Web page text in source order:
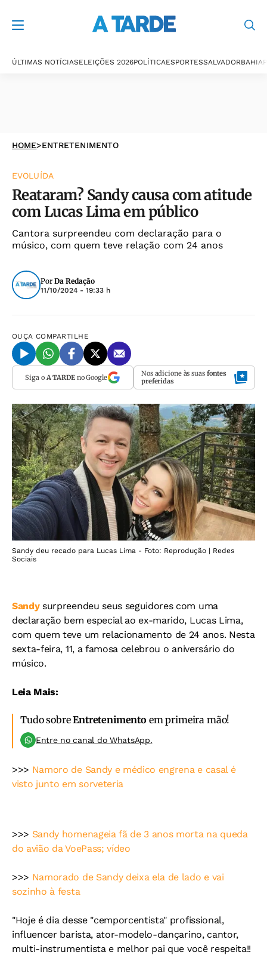
ÚLTIMAS NOTÍCIASELEIÇÕES 2026POLÍTICAESPORTESSALVADORBAHIA
HOME>ENTRETENIMENTO
EVOLUÍDA
Reataram? Sandy causa com atitude
com Lucas Lima em público
Cantora surpreendeu com declaração para o
músico, com quem teve relação com 24 anos
Por Da Redação
11/10/2024 - 19:33 h
OUÇA COMPARTILHE
Siga o A TARDEno Google Nos adicione às suas fontes
preferidas
Sandy deu recado para Lucas Lima - Foto: Reprodução | Redes
Sociais
Sandysurpreendeu seus seguidores com uma
declaração bem especial ao ex-marido, Lucas Lima,
com quem teve um relacionamento de 24 anos. Nesta
sexta-feira, 11, a famosa celebrou o aniversário do
músico.
Leia Mais:
Tudo sobreEntretenimento em primeira mão!
Entre no canal do WhatsApp.
>>> Namoro de Sandy e médico engrena e casal é
visto junto em sorveteria
>>> Sandy homenageia fã de 3 anos morta na queda
do avião da VoePass; vídeo
>>> Namorado de Sandy deixa ela de lado e vai
sozinho à festa
"Hoje é dia desse "cemporcentista" profissional,
influencer barista, ator-modelo-dançarino, cantor,
multi-instrumentista e melhor pai que você respeita!!